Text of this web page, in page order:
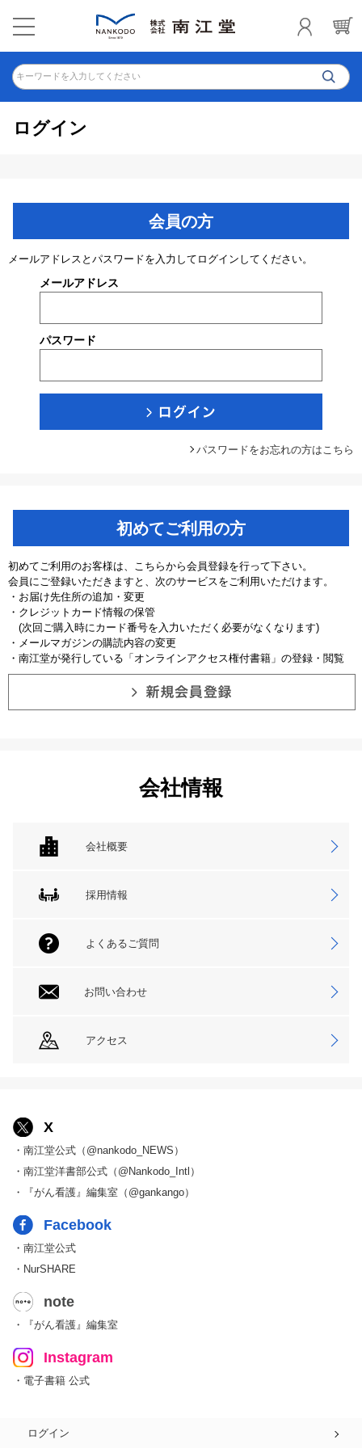
キーワードを入力してください
ログイン
会員の方
メールアドレスとパスワードを入力してログインしてください。
メールアドレス
パスワード
パスワードをお忘れの方はこちら
初めてご利用の方
初めてご利用のお客様は、こちらから会員登録を行って下さい。
会員にご登録いただきますと、次のサービスをご利用いただけます。
・お届け先住所の追加・変更
・クレジットカード情報の保管
(次回ご購入時にカード番号を入力いただく必要がなくなります)
・メールマガジンの購読内容の変更
・南江堂が発行している「オンラインアクセス権付書籍」の登録・閲覧
会社情報
会社概要
採用情報
よくあるご質問
お問い合わせ
アクセス
X
・南江堂公式（@nankodo_NEWS）
・南江堂洋書部公式（@Nankodo_Intl）
・『がん看護』編集室（@gankango）
Facebook
・南江堂公式
・NurSHARE
note
・『がん看護』編集室
Instagram
・電子書籍 公式
ログイン